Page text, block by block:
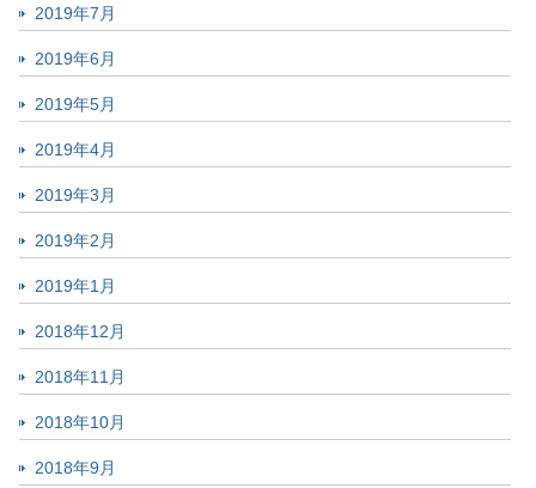
2019年7月
2019年6月
2019年5月
2019年4月
2019年3月
2019年2月
2019年1月
2018年12月
2018年11月
2018年10月
2018年9月